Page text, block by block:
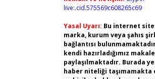
live:.cid.575569c608265c69
Yasal Uyarı: Bu internet
marka, kurum veya şahıs
bağlantısı
kendi hazırladığımız
paylaşılmaktadır. Burada
haber niteliği taşımamakta